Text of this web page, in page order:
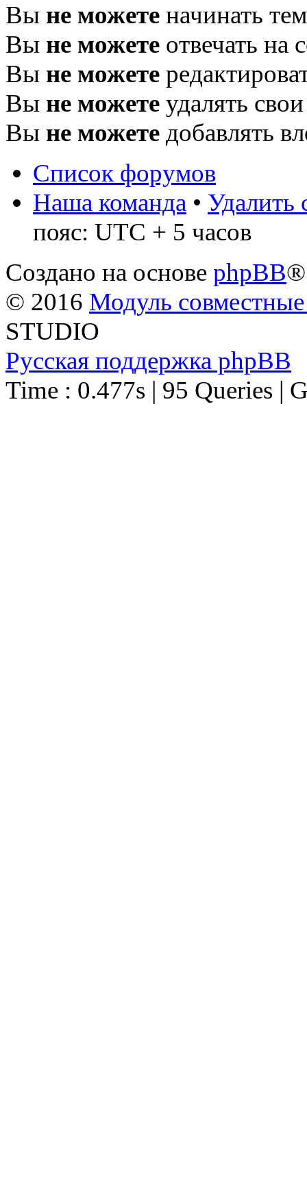
Вы не можете начинать
Вы не можете отвечать на
Вы не можете
Вы не можете удалять
Вы не можете добавлять
Список форумов
Наша команда • Удалить
пояс: UTC + 5 часов
Создано на основе phpBB®
© 2016 Модуль
STUDIO
Русская поддержка phpBB
Time : 0.477s | 95 Queries |